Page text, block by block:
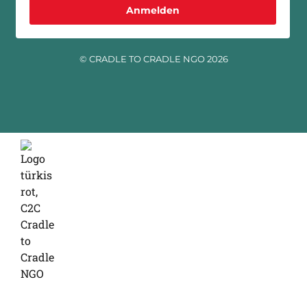
Anmelden
© CRADLE TO CRADLE NGO 2026